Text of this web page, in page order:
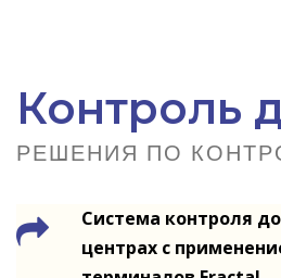
Контроль
РЕШЕНИЯ ПО
Система контроля
центрах с